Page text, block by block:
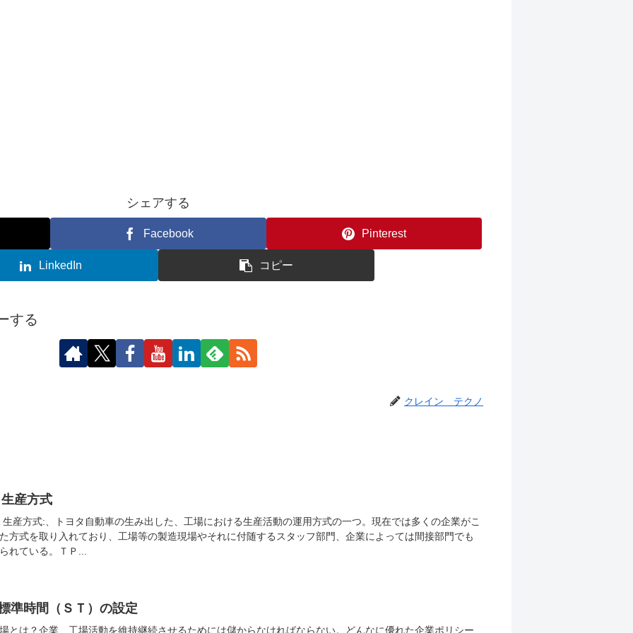
シェアする
Facebook Pinterest
LinkedIn コピー
する
クレイン テクノ
産方式
生産方式:、トヨタ自動車の生み出した、工場における生産活動の運用方式の一つ。現在では多くの企業がこ
方式を取り入れており、工場等の製造現場やそれに付随するスタッフ部門、企業によっては間接部門でも
れている。ＴＰ...
準時間（ＳＴ）の設定
とは？企業、工場活動を維持継続させるためには儲からなければならない。どんなに優れた企業ポリシー